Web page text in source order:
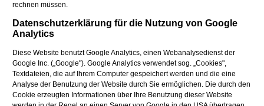
rechnen müssen.
Datenschutzerklärung für die Nutzung von Google
Analytics
Diese Website benutzt Google Analytics, einen Webanalysedienst der
Google Inc. („Google"). Google Analytics verwendet sog. „Cookies",
Textdateien, die auf Ihrem Computer gespeichert werden und die eine
Analyse der Benutzung der Website durch Sie ermöglichen. Die durch den
Cookie erzeugten Informationen über Ihre Benutzung dieser Website